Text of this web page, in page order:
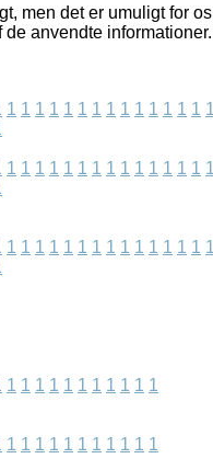
men det er umuligt for
anvendte informationer.
1 1 1 1 1 1 1 1 1 1 1 1 1 1 1
1 1 1 1 1 1 1 1 1 1 1 1 1 1 1
1 1 1 1 1 1 1 1 1 1 1 1 1 1 1
1 1 1 1 1 1 1 1 1 1 1
1 1 1 1 1 1 1 1 1 1 1